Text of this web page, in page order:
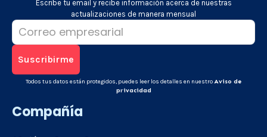
Escribe tu email y recibe información acerca de nuestras
actualizaciones de manera mensual
Todos tus datos están protegidos, puedes leer los detalles en nuestroAviso de
privacidad
Compañía